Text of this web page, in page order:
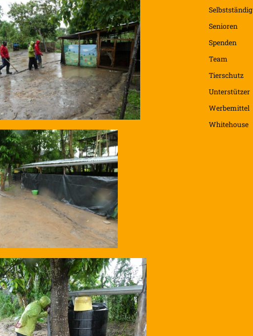
Selbstständig
Senioren
Spenden
Team
Tierschutz
Unterstützer
Werbemittel
Whitehouse